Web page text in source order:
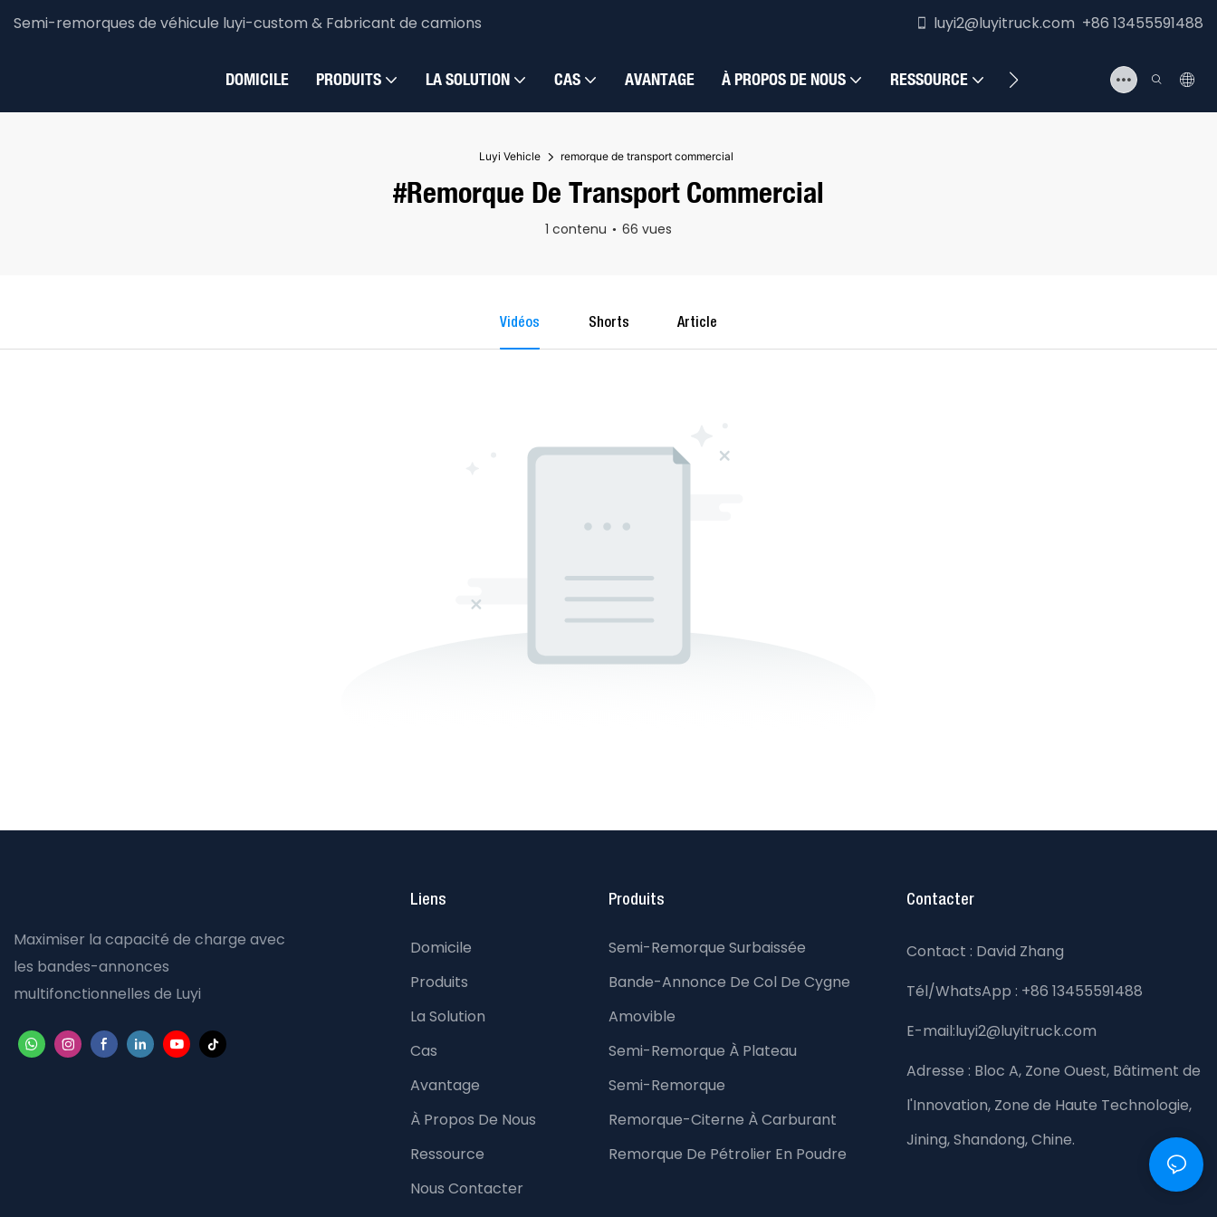
Semi-remorques de véhicule luyi-custom & Fabricant de camions luyi2@luyitruck.com +86 13455591488
DOMICILE PRODUITS LA SOLUTION CAS AVANTAGE À PROPOS DE NOUS RESSOURCE NOUS CONTACTER
Luyi Vehicle remorque de transport commercial
#remorque De Transport Commercial
1 contenu 66 vues
Vidéos Shorts Article
Maximiser la capacité de charge avec
les bandes-annonces
multifonctionnelles de Luyi
Liens
Domicile
Produits
La Solution
Cas
Avantage
À Propos De Nous
Ressource
Nous Contacter
Produits
Semi-Remorque Surbaissée
Bande-Annonce De Col De Cygne
Amovible
Semi-Remorque À Plateau
Semi-Remorque
Remorque-Citerne À Carburant
Remorque De Pétrolier En Poudre
Contacter
Contact : David Zhang
Tél/WhatsApp : +86 13455591488
E-mail:luyi2@luyitruck.com
Adresse : Bloc A, Zone Ouest, Bâtiment de
l'Innovation, Zone de Haute Technologie,
Jining, Shandong, Chine.